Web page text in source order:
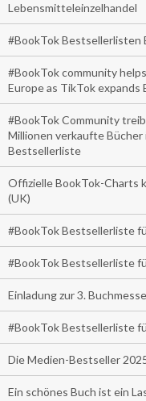
Lebensmitteleinzelhandel
#BookTok Bestsellerlisten
#BookTok community
Europe as TikTok expands
#BookTok Community
Millionen verkaufte
Bestsellerliste
Offizielle BookTok-Charts
(UK)
#BookTok Bestsellerliste
#BookTok Bestsellerliste
Einladung zur 3.
#BookTok Bestsellerliste
Die Medien-Bestseller
Ein schönes Buch ist ein